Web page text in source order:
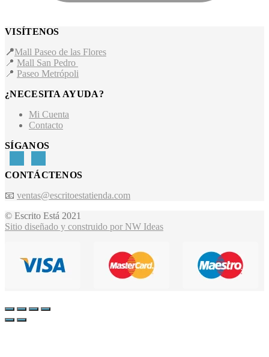
VISÍTENOS
📍Mall Paseo de las Flores
📍 Mall San Pedro
📍 Paseo Metrópoli
¿NECESITA AYUDA?
Mi Cuenta
Contacto
SÍGANOS
CONTÁCTENOS
📧 ventas@escritoestatienda.com
© Escrito Está 2021
Sitio diseñado y construido por NW Ideas